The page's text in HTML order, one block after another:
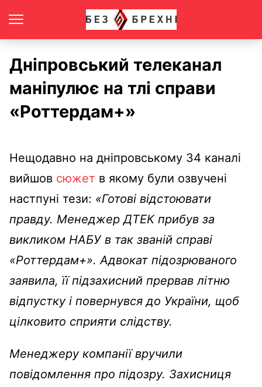
Дніпровський телеканал
маніпулює на тлі справи
«Роттердам+»
Нещодавно на дніпровському 34 каналі
вийшов сюжет в якому були озвучені
настпуні тези: «Готові відстоювати
правду. Менеджер ДТЕК прибув за
викликом НАБУ в так званій справі
«Роттердам+». Адвокат підозрюваного
заявила, її підзахисний прервав літню
відпустку і повернувся до України, щоб
цілковито сприяти слідству.
Менеджеру компанії вручили
повідомлення про підозру. Захисниця